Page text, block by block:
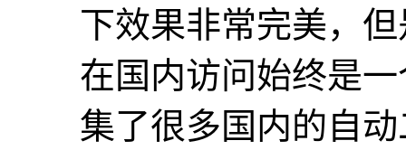
下效果非常完美，
在国内访问始终是
集了很多国内的自